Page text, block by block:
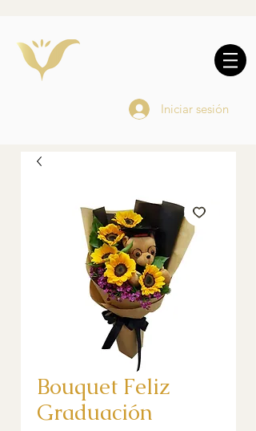
10% DE REGALO EN
ONLINE
Iniciar sesión
Bouquet Feliz
Graduación